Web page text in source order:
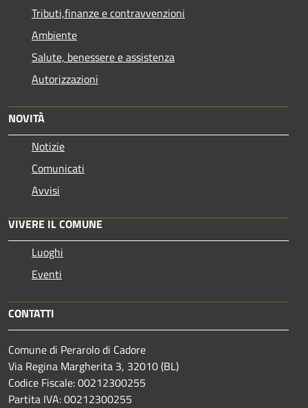
Tributi,finanze e contravvenzioni
Ambiente
Salute, benessere e assistenza
Autorizzazioni
NOVITÀ
Notizie
Comunicati
Avvisi
VIVERE IL COMUNE
Luoghi
Eventi
CONTATTI
Comune di Perarolo di Cadore
Via Regina Margherita 3, 32010 (BL)
Codice Fiscale: 00212300255
Partita IVA: 00212300255